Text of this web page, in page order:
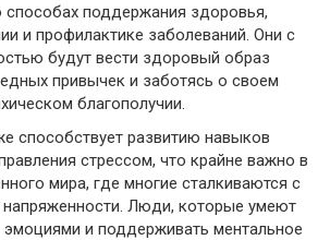
поддержания здоровья,
и профилактике заболеваний. Они с
будут вести здоровый образ
привычек и заботясь о своем
благополучии.
способствует развитию навыков
стрессом, что крайне важно в
мира, где многие сталкиваются с
Люди, которые умеют
эмоциями и поддерживать ментальное